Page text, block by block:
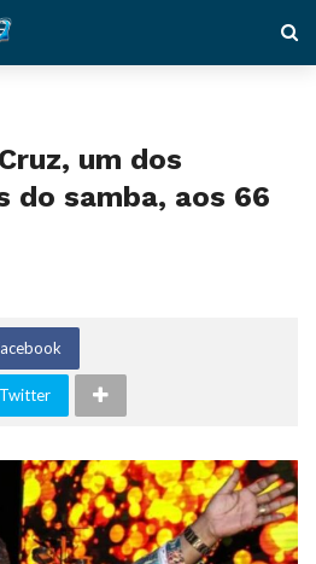
um dos
do samba, aos 66